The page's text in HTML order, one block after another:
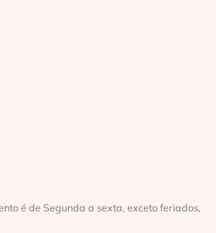
é de Segunda a sexta, exceto feriados,